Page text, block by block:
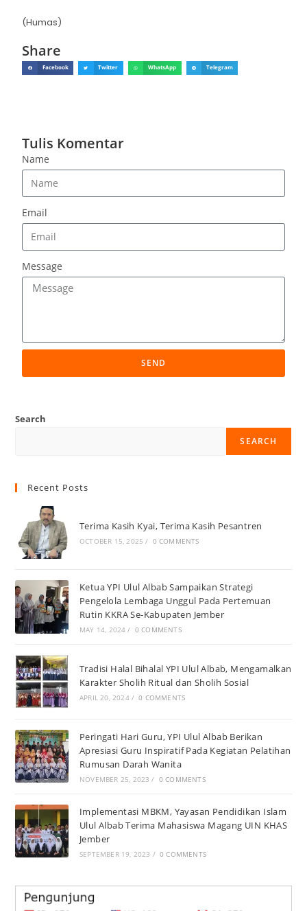
(Humas)
Share
Facebook Twitter WhatsApp Telegram
Tulis Komentar
Name
Email
Message
SEND
Search
SEARCH
Recent Posts
Terima Kasih Kyai, Terima Kasih Pesantren
OCTOBER 15, 2025 / 0 COMMENTS
Ketua YPI Ulul Albab Sampaikan Strategi
Pengelola Lembaga Unggul Pada Pertemuan
Rutin KKRA Se-Kabupaten Jember
MAY 14, 2024 / 0 COMMENTS
Tradisi Halal Bihalal YPI Ulul Albab, Mengamalkan
Karakter Sholih Ritual dan Sholih Sosial
APRIL 20, 2024 / 0 COMMENTS
Peringati Hari Guru, YPI Ulul Albab Berikan
Apresiasi Guru Inspiratif Pada Kegiatan Pelatihan
Rumusan Darah Wanita
NOVEMBER 25, 2023 / 0 COMMENTS
Implementasi MBKM, Yayasan Pendidikan Islam
Ulul Albab Terima Mahasiswa Magang UIN KHAS
Jember
SEPTEMBER 19, 2023 / 0 COMMENTS